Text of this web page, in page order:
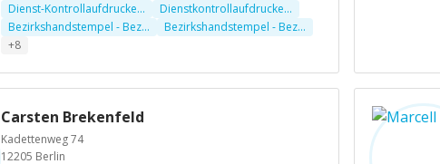
Dienst-Kontrollaufdrucke...
Dienstkontrollaufdrucke...
Bezirkshandstempel - Bez...
Bezirkshandstempel - Bez...
+8
Carsten Brekenfeld
Kadettenweg 74
12205 Berlin